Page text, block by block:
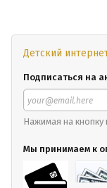
Детский
Подписаться на
Нажимая на
Мы принимаем к